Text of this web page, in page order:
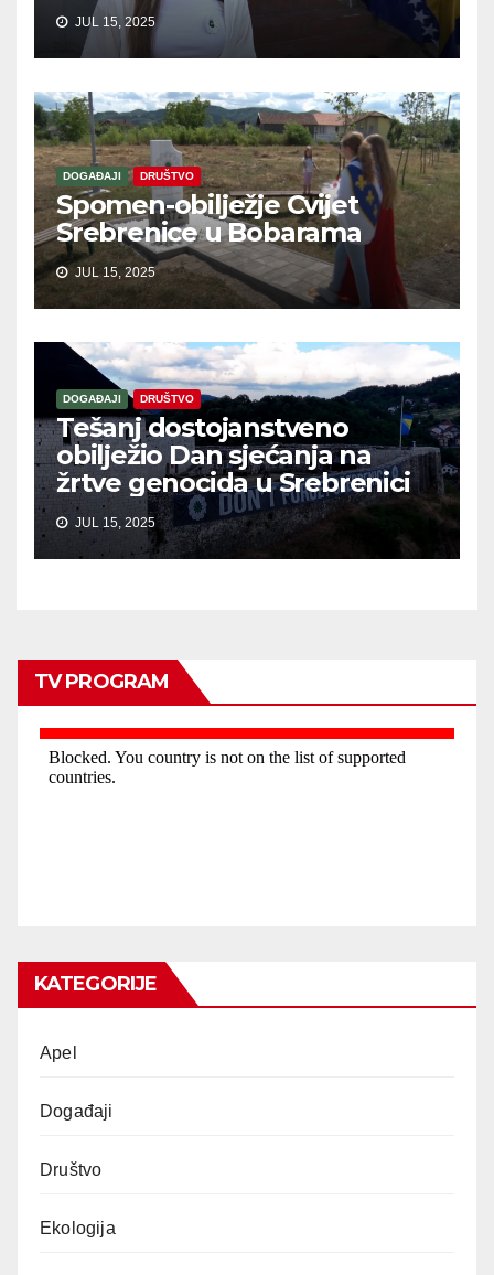
JUL 15, 2025
DOGAĐAJI DRUŠTVO
Spomen-obilježje Cvijet
Srebrenice u Bobarama
JUL 15, 2025
DOGAĐAJI DRUŠTVO
Tešanj dostojanstveno
obilježio Dan sjećanja na
žrtve genocida u Srebrenici
JUL 15, 2025
TV PROGRAM
KATEGORIJE
Apel
Događaji
Društvo
Ekologija